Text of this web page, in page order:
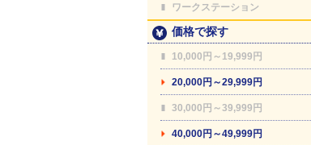
ワークステーション
価格で探す
10,000円～19,999円
20,000円～29,999円
30,000円～39,999円
40,000円～49,999円